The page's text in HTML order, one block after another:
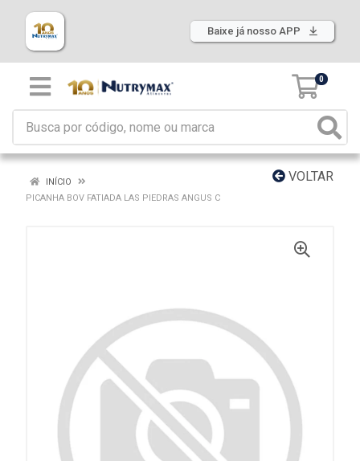
Baixe já nosso APP
0
VOLTAR
INÍCIO
PICANHA BOV FATIADA LAS PIEDRAS ANGUS C